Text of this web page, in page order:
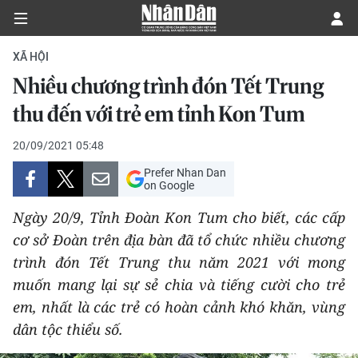
CHÍNH TRỊ
KINH TẾ
VĂN HÓA
XÃ HỘI
PHÁP LUẬT
DU LỊCH
THẾ GIỚI
XÃ HỘI
Nhiều chương trình đón Tết Trung
thu đến với trẻ em tỉnh Kon Tum
20/09/2021 05:48
Prefer Nhan Dan
on Google
Ngày 20/9, Tỉnh Đoàn Kon Tum cho biết, các cấp
cơ sở Đoàn trên địa bàn đã tổ chức nhiều chương
trình đón Tết Trung thu năm 2021 với mong
muốn mang lại sự sẻ chia và tiếng cười cho trẻ
em, nhất là các trẻ có hoàn cảnh khó khăn, vùng
dân tộc thiểu số.